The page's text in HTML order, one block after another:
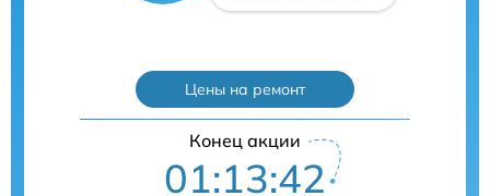
Цены на ремонт
Конец акции
01:13:41